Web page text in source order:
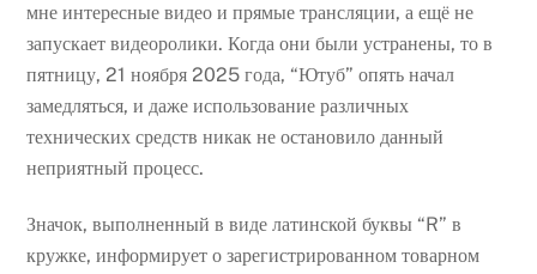
мне интересные видео и прямые трансляции, а ещё не
запускает видеоролики. Когда они были устранены, то в
пятницу, 21 ноября 2025 года, “Ютуб” опять начал
замедляться, и даже использование различных
технических средств никак не остановило данный
неприятный процесс.
Значок, выполненный в виде латинской буквы “R” в
кружке, информирует о зарегистрированном товарном